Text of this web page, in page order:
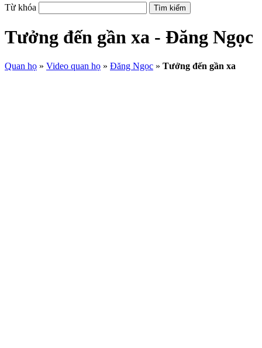
Từ khóa
Tưởng đến gần xa - Đăng Ngọc
Quan họ » Video quan họ » Đăng Ngọc » Tưởng đến gần xa